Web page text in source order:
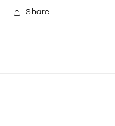
Share